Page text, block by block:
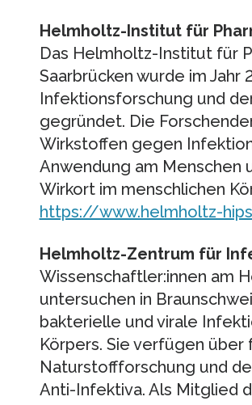
Helmholtz-Institut für
Das Helmholtz-Institut für
Saarbrücken wurde im
Infektionsforschung und
gegründet. Die
Wirkstoffen gegen
Anwendung am Menschen
Wirkort im menschlichen
https://www.helmholtz-
Helmholtz-Zentrum für
Wissenschaftler:innen am
untersuchen in
bakterielle und virale
Körpers. Sie verfügen über
Naturstoffforschung und
Anti-Infektiva. Als Mitglied